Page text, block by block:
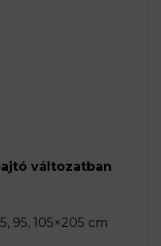
változatban
95, 105×205 cm